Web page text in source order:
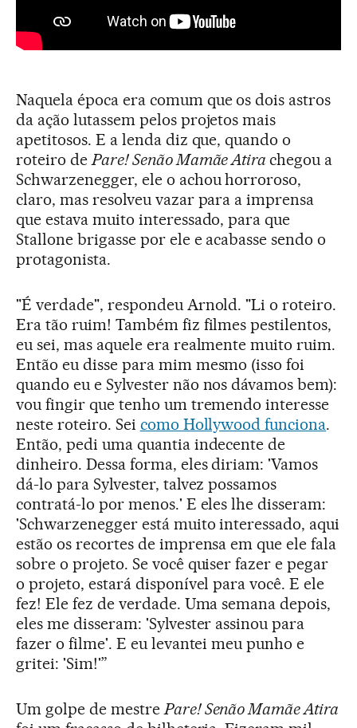
Naquela época era comum que os dois astros
da ação lutassem pelos projetos mais
apetitosos. E a lenda diz que, quando o
roteiro de Pare! Senão Mamãe Atirachegou a
Schwarzenegger, ele o achou horroroso,
claro, mas resolveu vazar para a imprensa
que estava muito interessado, para que
Stallone brigasse por ele e acabasse sendo o
protagonista.
"É verdade", respondeu Arnold. "Li o roteiro.
Era tão ruim! Também fiz filmes pestilentos,
eu sei, mas aquele era realmente muito ruim.
Então eu disse para mim mesmo (isso foi
quando eu e Sylvester não nos dávamos bem):
vou fingir que tenho um tremendo interesse
neste roteiro. Sei como Hollywood funciona.
Então, pedi uma quantia indecente de
dinheiro. Dessa forma, eles diriam: 'Vamos
dá-lo para Sylvester, talvez possamos
contratá-lo por menos.' E eles lhe disseram:
'Schwarzenegger está muito interessado, aqui
estão os recortes de imprensa em que ele fala
sobre o projeto. Se você quiser fazer e pegar
o projeto, estará disponível para você. E ele
fez! Ele fez de verdade. Uma semana depois,
eles me disseram: 'Sylvester assinou para
fazer o filme'. E eu levantei meu punho e
gritei: 'Sim!'”
Um golpe de mestre Pare! Senão Mamãe Atira